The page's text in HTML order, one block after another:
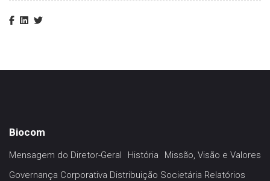
Biocom
Mensagem do Diretor-Geral História
Missão, Visão e Valores
Governança Corporativa Distribuição Societária Relatórios